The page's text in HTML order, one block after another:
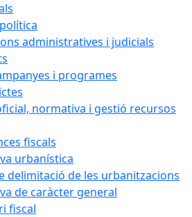
administratives i judicials
i programes
normativa i gestió recursos
fiscals
urbanística
delimitació de les urbanitzacions
de caràcter general
fiscal